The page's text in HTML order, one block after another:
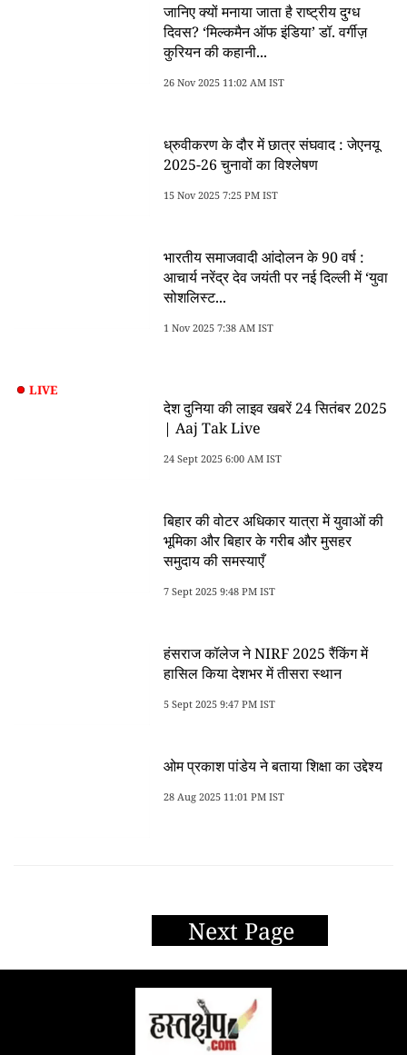
जानिए क्यों मनाया जाता है राष्ट्रीय दुग्ध
दिवस? ‘मिल्कमैन ऑफ इंडिया’ डॉ. वर्गीज़
कुरियन की कहानी...
26 Nov 2025 11:02 AM IST
ध्रुवीकरण के दौर में छात्र संघवाद : जेएनयू
2025-26 चुनावों का विश्लेषण
15 Nov 2025 7:25 PM IST
भारतीय समाजवादी आंदोलन के 90 वर्ष :
आचार्य नरेंद्र देव जयंती पर नई दिल्ली में ‘युवा
सोशलिस्ट...
1 Nov 2025 7:38 AM IST
LIVE
देश दुनिया की लाइव खबरें 24 सितंबर 2025
| Aaj Tak Live
24 Sept 2025 6:00 AM IST
बिहार की वोटर अधिकार यात्रा में युवाओं की
भूमिका और बिहार के गरीब और मुसहर
समुदाय की समस्याएँ
7 Sept 2025 9:48 PM IST
हंसराज कॉलेज ने NIRF 2025 रैंकिंग में
हासिल किया देशभर में तीसरा स्थान
5 Sept 2025 9:47 PM IST
ओम प्रकाश पांडेय ने बताया शिक्षा का उद्देश्य
28 Aug 2025 11:01 PM IST
Next Page